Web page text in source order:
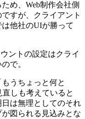
め、Web制作会社側
すが、クライアント
他社のUIが勝って
ントの設定はクライ
で。
うちょっと何と
しも考えていると
は無理としてのそれ
図られる見込みとな